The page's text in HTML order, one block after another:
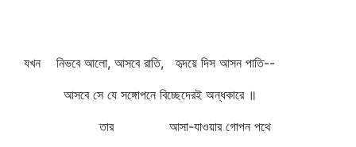
যখন নিভবে আলো, আসবে রাতি, হৃদয়ে দিস আসন পাতি--
আসবে সে যে সঙ্গোপনে বিচ্ছেদেরই অন্ধকারে ॥
তার আসা-যাওয়ার গোপন পথে